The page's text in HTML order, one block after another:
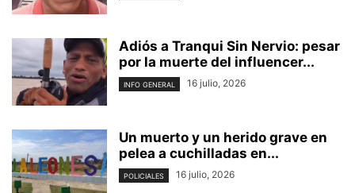
Adiós a Tranqui Sin Nervio: pesar
por la muerte del influencer...
INFO GENERAL 16 julio, 2026
Un muerto y un herido grave en
pelea a cuchilladas en...
POLICIALES 16 julio, 2026